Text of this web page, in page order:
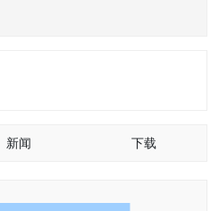
新闻 下载